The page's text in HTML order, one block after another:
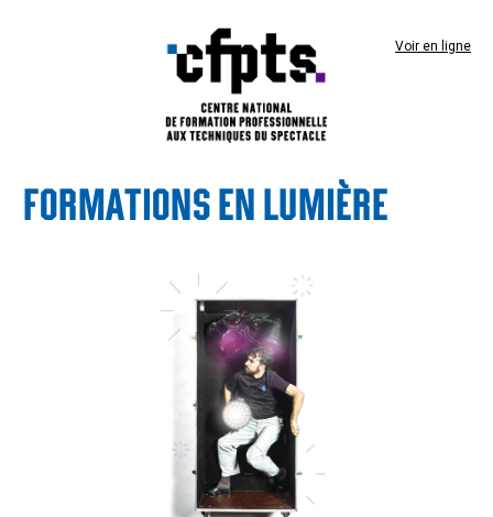
Voir en ligne
FORMATIONS EN LUMIÈRE